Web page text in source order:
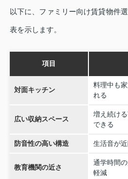
以下に、ファミリー向け賃貸物件
表を示します。
項目
対面キッチン
料理中も
れる
広い収納スペース
増え続け
できる
防音性の高い構造 生活音が
教育機関の近さ
通学時間
軽減